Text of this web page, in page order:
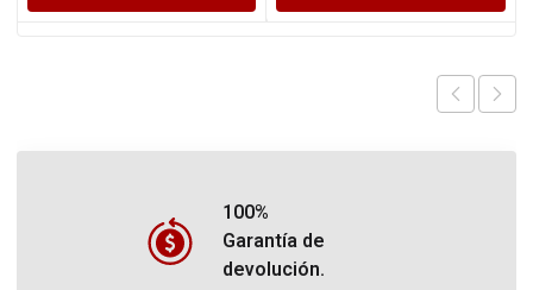
100%
Garantía de
devolución.